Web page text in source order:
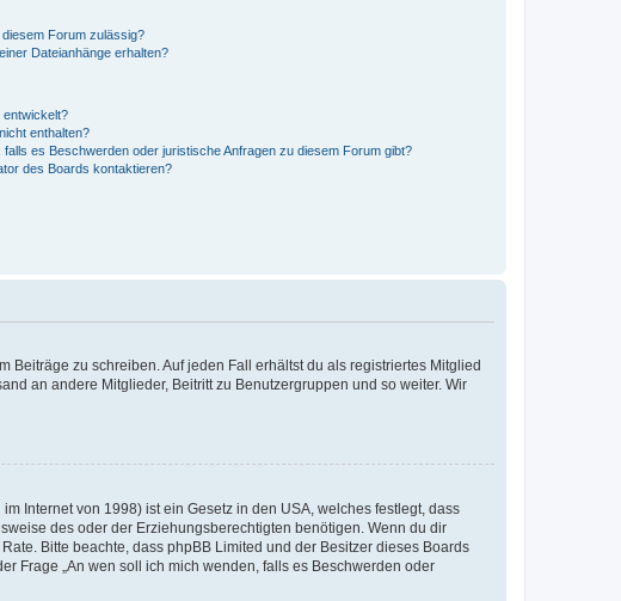
Forum zulässig?
Dateianhänge erhalten?
entwickelt?
enthalten?
falls es Beschwerden oder juristische Anfragen zu diesem Forum gibt?
des Boards kontaktieren?
zu schreiben. Auf jeden Fall erhältst du als registriertes Mitglied
an andere Mitglieder, Beitritt zu Benutzergruppen und so weiter. Wir
Internet von 1998) ist ein Gesetz in den USA, welches festlegt, dass
des oder der Erziehungsberechtigten benötigen. Wenn du dir
Bitte beachte, dass phpBB Limited und der Besitzer dieses Boards
Frage „An wen soll ich mich wenden, falls es Beschwerden oder